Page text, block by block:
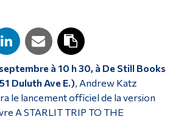
à 10 h 30, à De Still Books
Duluth Ave E.), Andrew Katz
le lancement officiel de la version
A STARLIT TRIP TO THE